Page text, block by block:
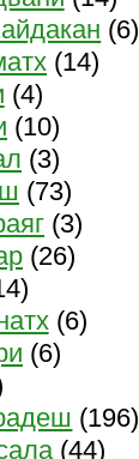
(6)
(14)
(4)
(10)
(3)
(73)
(3)
(26)
(6)
(6)
(196)
(44)